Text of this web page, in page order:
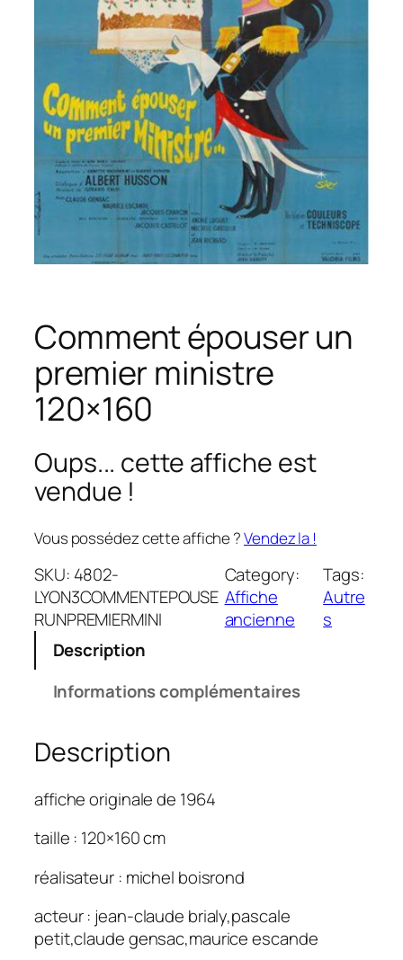
Comment épouser un
premier ministre
120×160
Oups... cette affiche est
vendue !
Vous possédez cette affiche ?Vendez la !
SKU: 4802-
LYON3COMMENTEPOUSE
RUNPREMIERMINI
Category:
Affiche
ancienne
Tags:
Autre
s
Description
Informations complémentaires
Description
affiche originale de 1964
taille : 120×160 cm
réalisateur : michel boisrond
acteur : jean-claude brialy,pascale
petit,claude gensac,maurice escande